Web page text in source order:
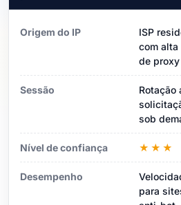
Origem do IP
ISP
com alta
de
Sessão
Rotação
sob
Nível de confiança ★★★
Desempenho
para